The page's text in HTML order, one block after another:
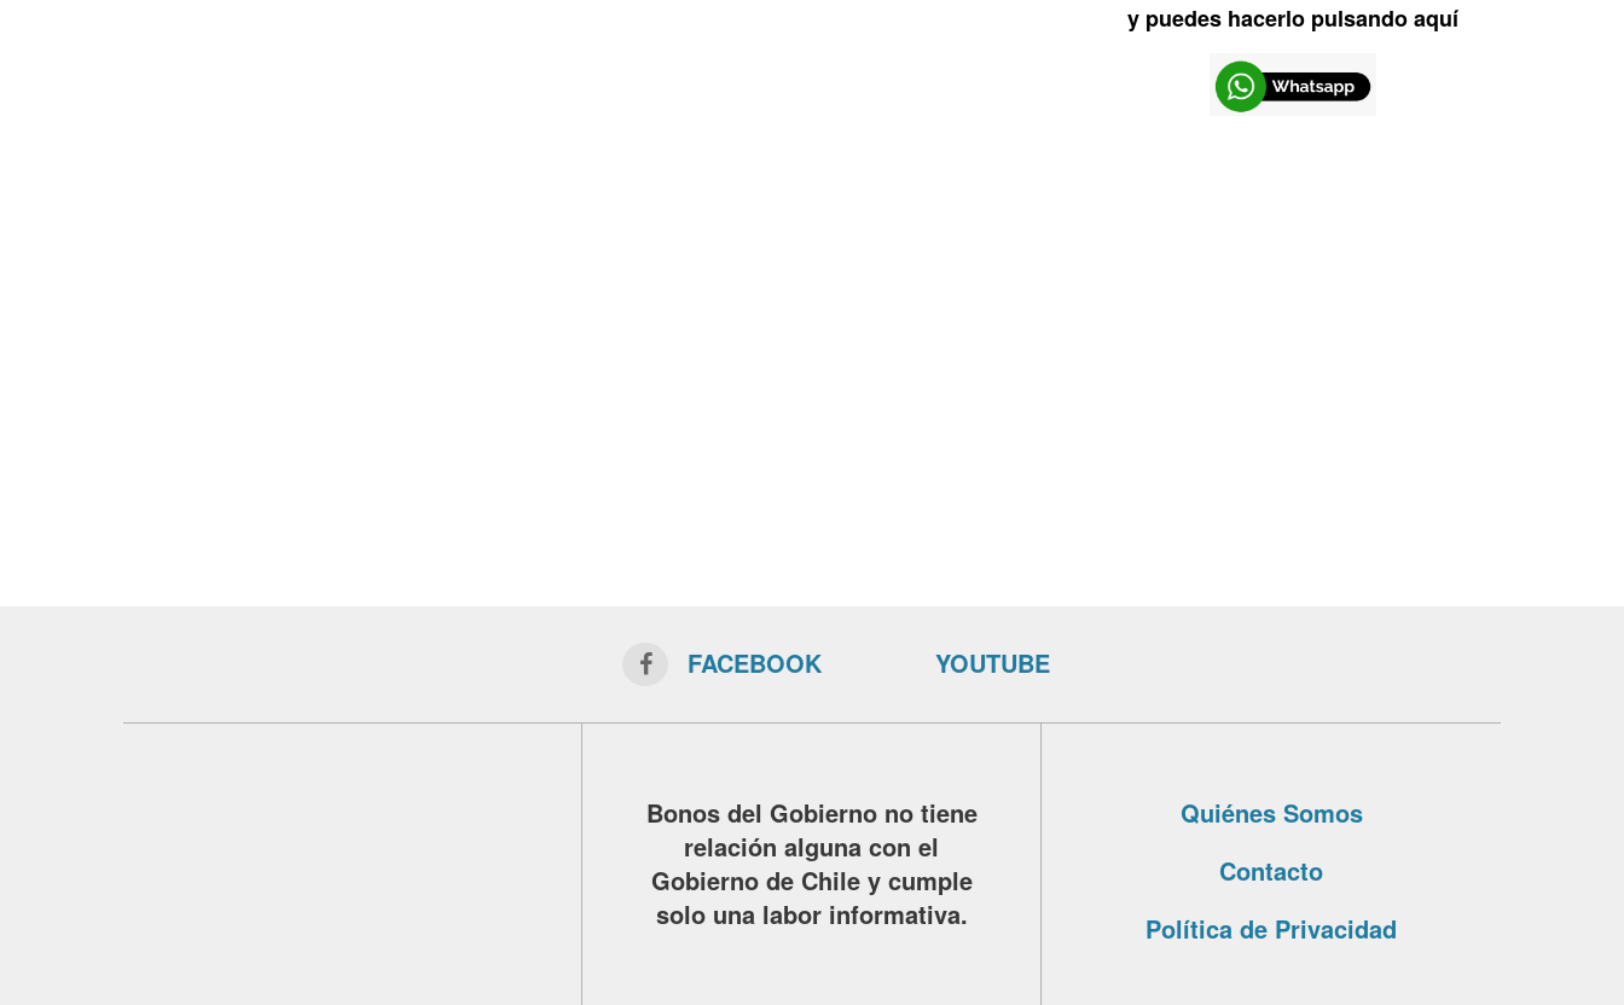
y puedes hacerlo pulsando aquí
FACEBOOK YOUTUBE
Bonos del Gobierno no tiene
relación alguna con el
Gobierno de Chile y cumple
solo una labor informativa.
Quiénes Somos
Contacto
Política de Privacidad